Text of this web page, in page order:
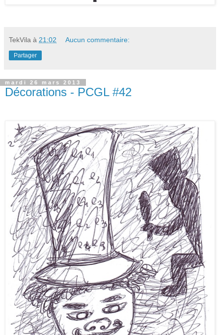
TekVila à 21:02 Aucun commentaire:
Partager
mardi 26 mars 2013
Décorations - PCGL #42